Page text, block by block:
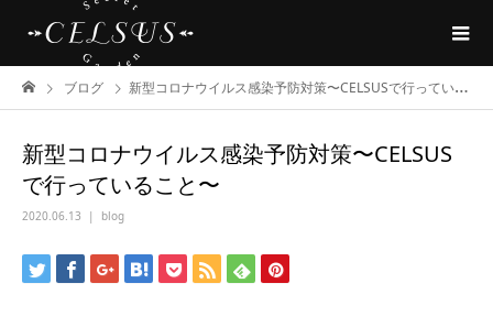
ブログ 新型コロナウイルス感染予防対策〜CELSUSで行っていること〜
新型コロナウイルス感染予防対策〜CELSUS
で行っていること〜
2020.06.13 blog